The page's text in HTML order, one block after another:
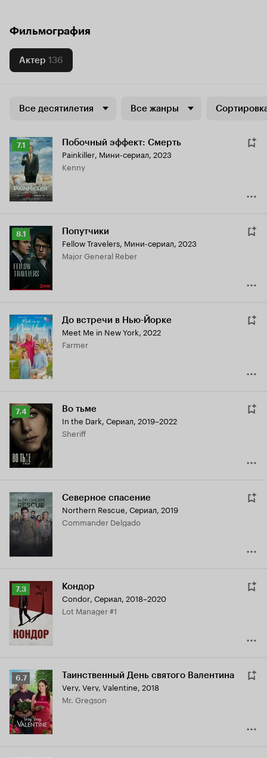
Фильмография
Актер 136
Все десятилетия Все жанры
Рейтинг
Кинопоиска
7.1
7.1 Побочный эффект: Смерть
Painkiller, Мини-сериал, 2023
Kenny
Рейтинг
Кинопоиска
8.1
8.1 Попутчики
Fellow Travelers, Мини-сериал, 2023
Major General Reber
До встречи в Нью-Йорке
Meet Me in New York, 2022
Farmer
Рейтинг
Кинопоиска
7.4
7.4 Во тьме
In the Dark, Сериал, 2019–2022
Sheriff
Северное спасение
Northern Rescue, Сериал, 2019
Commander Delgado
Рейтинг
Кинопоиска
7.3
7.3 Кондор
Condor, Сериал, 2018–2020
Lot Manager #1
Рейтинг
Кинопоиска
6.7
6.7 Таинственный День святого Валентина
Very, Very, Valentine, 2018
Mr. Gregson